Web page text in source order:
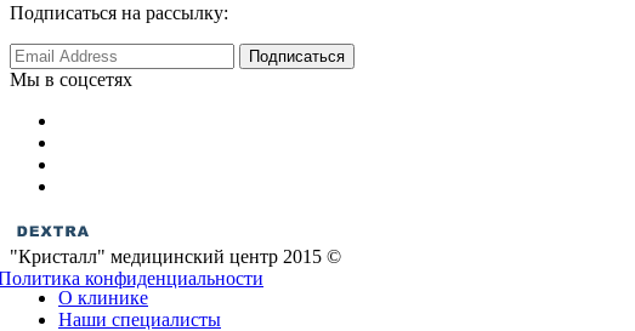
Подписаться на рассылку:
Мы в соцсетях
"Кристалл" медицинский центр 2015 ©
конфиденциальности
О клинике
Наши специалисты